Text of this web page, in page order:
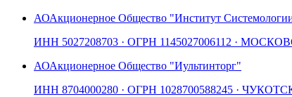
АОАкционерное Общество "Институт
ИНН 5027208703 · ОГРН 1145027006112 ·
АОАкционерное Общество "Иультинторг"
ИНН 8704000280 · ОГРН 1028700588245 ·